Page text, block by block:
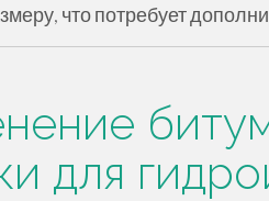
что потребует
для